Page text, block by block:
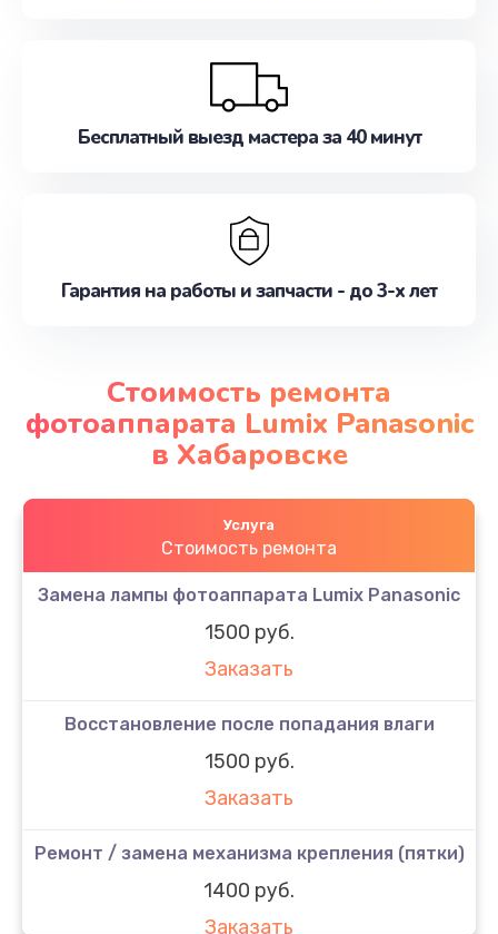
Бесплатный выезд мастера за 40 минут
Гарантия на работы и запчасти - до 3-х лет
Стоимость ремонта
фотоаппарата Lumix Panasonic
в Хабаровске
Услуга
Стоимость ремонта
Замена лампы фотоаппарата Lumix Panasonic
1500 руб.
Заказать
Восстановление после попадания влаги
1500 руб.
Заказать
Ремонт / замена механизма крепления (пятки)
1400 руб.
Заказать